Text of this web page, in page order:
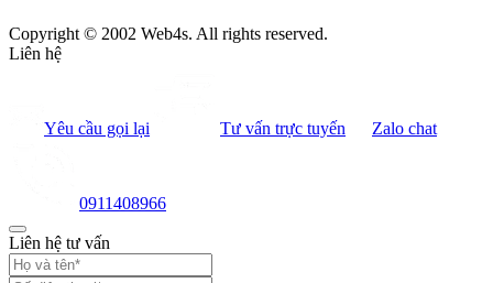
Copyright © 2002 Web4s. All rights reserved.
Liên hệ
Yêu cầu gọi lại Tư vấn trực tuyến Zalo chat
0911408966
Liên hệ tư vấn